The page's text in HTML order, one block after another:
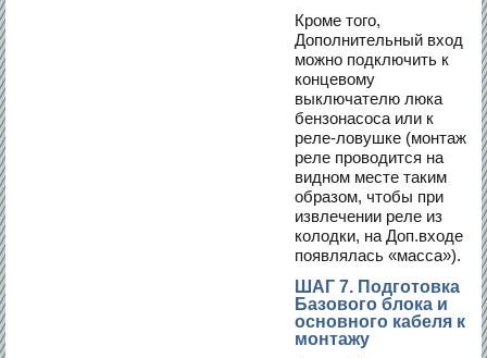
Кроме того,
Дополнительный вход
можно подключить к
концевому
выключателю люка
бензонасоса или к
реле-ловушке (монтаж
реле проводится на
видном месте таким
образом, чтобы при
извлечении реле из
колодки, на Доп.входе
появлялась «масса»).
ШАГ 7. Подготовка
Базового блока и
основного кабеля к
монтажу